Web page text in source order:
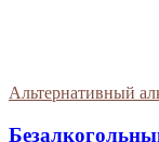
Альтернативный